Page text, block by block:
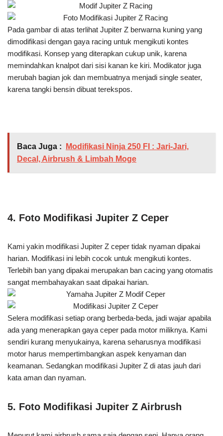
Pada gambar di atas terlihat Jupiter Z berwarna kuning yang
dimodifikasi dengan gaya racing untuk mengikuti kontes
modifikasi. Konsep yang diterapkan cukup unik, karena
memindahkan knalpot dari sisi kanan ke kiri. Modikator juga
merubah bagian jok dan membuatnya menjadi single seater,
karena tangki bensin dibuat terekspos.
Baca Juga :
Modifikasi Ninja 250 FI : Jari-Jari,
Decal, Airbrush & Limbah Moge
4. Foto Modifikasi Jupiter Z Ceper
Kami yakin modifikasi Jupiter Z ceper tidak nyaman dipakai
harian. Modifikasi ini lebih cocok untuk mengikuti kontes.
Terlebih ban yang dipakai merupakan ban cacing yang otomatis
sangat membahayakan saat dipakai harian.
Selera modifikasi setiap orang berbeda-beda, jadi wajar apabila
ada yang menerapkan gaya ceper pada motor miliknya. Kami
sendiri kurang menyukainya, karena seharusnya modifikasi
motor harus mempertimbangkan aspek kenyaman dan
keamanan. Sedangkan modifikasi Jupiter Z di atas jauh dari
kata aman dan nyaman.
5. Foto Modifikasi Jupiter Z Airbrush